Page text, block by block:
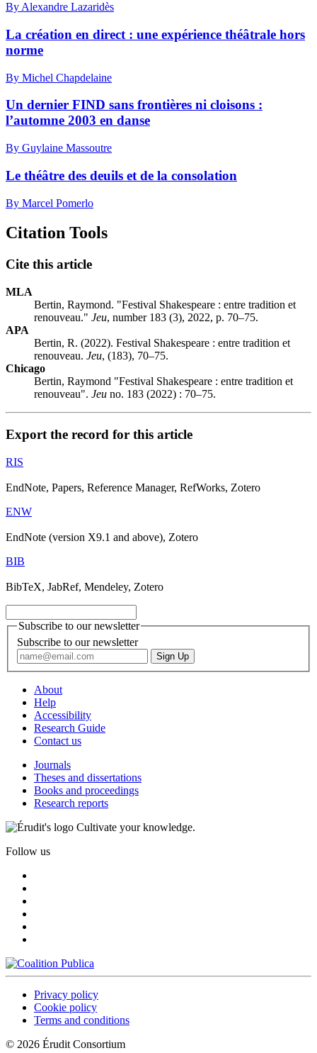
By Alexandre Lazaridès
La création en direct : une expérience théâtrale hors
norme
By Michel Chapdelaine
Un dernier FIND sans frontières ni cloisons :
l’automne 2003 en danse
By Guylaine Massoutre
Le théâtre des deuils et de la consolation
By Marcel Pomerlo
Citation Tools
Cite this article
MLA
Bertin, Raymond. "Festival Shakespeare : entre tradition et
renouveau." Jeu, number 183 (3), 2022, p. 70–75.
APA
Bertin, R. (2022). Festival Shakespeare : entre tradition et
renouveau. Jeu, (183), 70–75.
Chicago
Bertin, Raymond "Festival Shakespeare : entre tradition et
renouveau". Jeu no. 183 (2022) : 70–75.
Export the record for this article
RIS
EndNote, Papers, Reference Manager, RefWorks, Zotero
ENW
EndNote (version X9.1 and above), Zotero
BIB
BibTeX, JabRef, Mendeley, Zotero
Subscribe to our newsletter
Subscribe to our newsletter
About
Help
Accessibility
Research Guide
Contact us
Journals
Theses and dissertations
Books and proceedings
Research reports
Cultivate your knowledge.
Follow us
Privacy policy
Cookie policy
Terms and conditions
© 2026 Érudit Consortium